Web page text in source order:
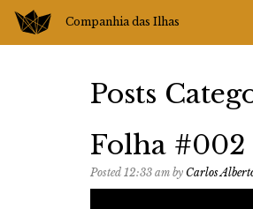
Companhia das Ilhas
Posts
Folha #002
Posted 12:33 am by Carlos